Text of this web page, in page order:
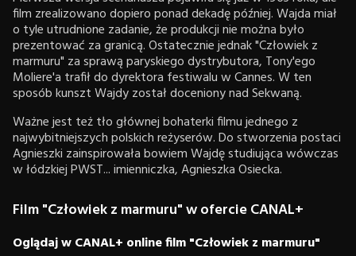
film zrealizowano dopiero ponad dekadę później. Wajda miał
o tyle utrudnione zadanie, że produkcji nie można było
prezentować za granicą. Ostatecznie jednak "Człowiek z
marmuru" za sprawą paryskiego dystrybutora, Tony'ego
Moliere'a trafił do dyrektora festiwalu w Cannes. W ten
sposób kunszt Wajdy został doceniony nad Sekwaną.
Ważne jest też tło głównej bohaterki filmu jednego z
najwybitniejszych polskich reżyserów. Do stworzenia postaci
Agnieszki zainspirowała bowiem Wajdę studiująca wówczas
w łódzkiej PWST... imienniczka, Agnieszka Osiecka.
Film "Człowiek z marmuru" w ofercie CANAL+
Oglądaj w CANAL+ online film "Człowiek z marmuru"